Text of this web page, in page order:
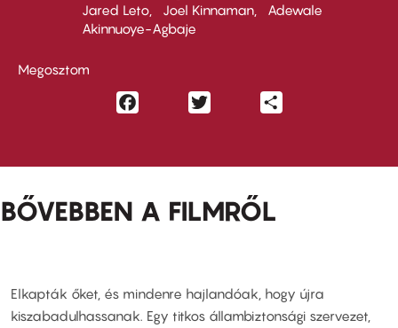
Jared Leto
Joel Kinnaman
Adewale
Akinnuoye-Agbaje
Megosztom
Facebook
BŐVEBBEN A FILMRŐL
Elkapták őket, és mindenre hajlandóak, hogy újra
kiszabadulhassanak. Egy titkos állambiztonsági szervezet,